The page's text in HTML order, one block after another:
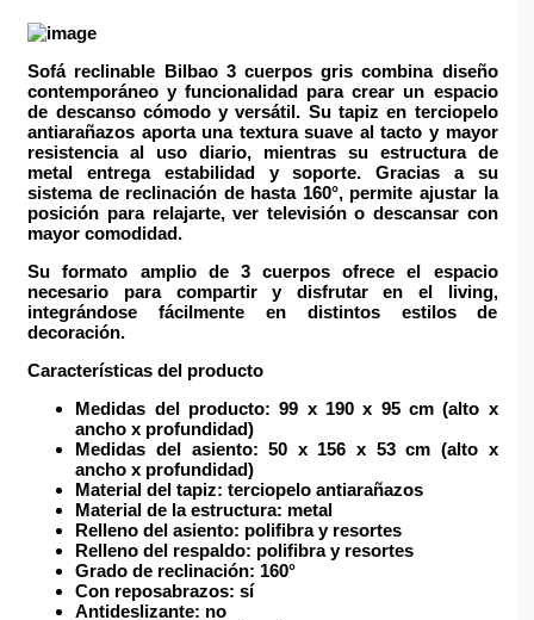
Sofá reclinable Bilbao 3 cuerpos gris combina diseño
contemporáneo y funcionalidad para crear un espacio
de descanso cómodo y versátil. Su tapiz en terciopelo
antiarañazos aporta una textura suave al tacto y mayor
resistencia al uso diario, mientras su estructura de
metal entrega estabilidad y soporte. Gracias a su
sistema de reclinación de hasta 160°, permite ajustar la
posición para relajarte, ver televisión o descansar con
mayor comodidad.
Su formato amplio de 3 cuerpos ofrece el espacio
necesario para compartir y disfrutar en el living,
integrándose fácilmente en distintos estilos de
decoración.
Características del producto
Medidas del producto: 99 x 190 x 95 cm (alto x
ancho x profundidad)
Medidas del asiento: 50 x 156 x 53 cm (alto x
ancho x profundidad)
Material del tapiz: terciopelo antiarañazos
Material de la estructura: metal
Relleno del asiento: polifibra y resortes
Relleno del respaldo: polifibra y resortes
Grado de reclinación: 160°
Con reposabrazos: sí
Antideslizante: no